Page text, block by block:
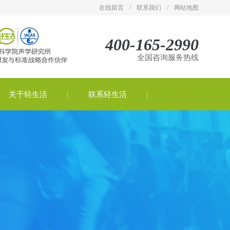
在线留言 / 联系我们 / 网站地图
400-165-2990
全国咨询服务热线
关于轻生活 联系轻生活